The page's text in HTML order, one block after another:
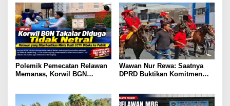
Polemik Pemecatan Relawan
Memanas, Korwil BGN
Wawan Nur Rewa: Saatnya
DPRD Buktikan Komitmen